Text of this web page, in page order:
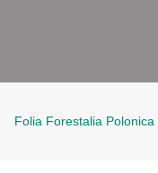
Folia Forestalia Polonica